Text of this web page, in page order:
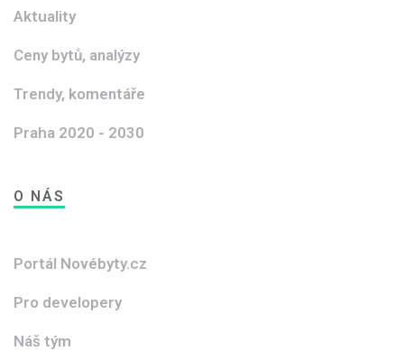
Aktuality
Ceny bytů, analýzy
Trendy, komentáře
Praha 2020 - 2030
O NÁS
Portál Novébyty.cz
Pro developery
Náš tým